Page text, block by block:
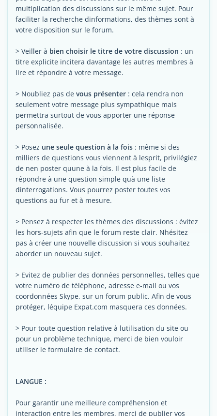
multiplication des discussions sur le même sujet. Pour
faciliter la recherche dinformations, des thèmes sont à
votre disposition sur le forum.
> Veiller à bien choisir le titre de votre discussion : un
titre explicite incitera davantage les autres membres à
lire et répondre à votre message.
> Noubliez pas de vous présenter : cela rendra non
seulement votre message plus sympathique mais
permettra surtout de vous apporter une réponse
personnalisée.
> Posez une seule question à la fois : même si des
milliers de questions vous viennent à lesprit, privilégiez
de nen poster quune à la fois. Il est plus facile de
répondre à une question simple quà une liste
dinterrogations. Vous pourrez poster toutes vos
questions au fur et à mesure.
> Pensez à respecter les thèmes des discussions : évitez
les hors-sujets afin que le forum reste clair. Nhésitez
pas à créer une nouvelle discussion si vous souhaitez
aborder un nouveau sujet.
> Evitez de publier des données personnelles, telles que
votre numéro de téléphone, adresse e-mail ou vos
coordonnées Skype, sur un forum public. Afin de vous
protéger, léquipe Expat.com masquera ces données.
> Pour toute question relative à lutilisation du site ou
pour un problème technique, merci de bien vouloir
utiliser le formulaire de contact.
LANGUE :
Pour garantir une meilleure compréhension et
interaction entre les membres, merci de publier vos